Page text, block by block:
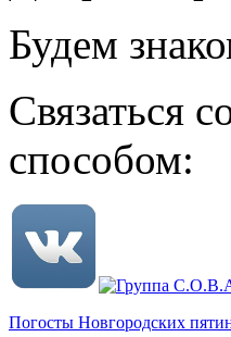
Будем
Связаться
способом:
Погосты Новгородских